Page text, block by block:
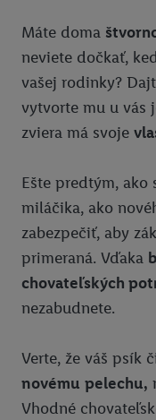
Máte doma
neviete dočkať,
vašej rodinky?
vytvorte mu u vás
zviera má svoje
Ešte predtým, ako
miláčika, ako
zabezpečiť, aby
primeraná. Vďaka
chovateľských
nezabudnete.
Verte, že váš psík
novému pelechu,
Vhodné